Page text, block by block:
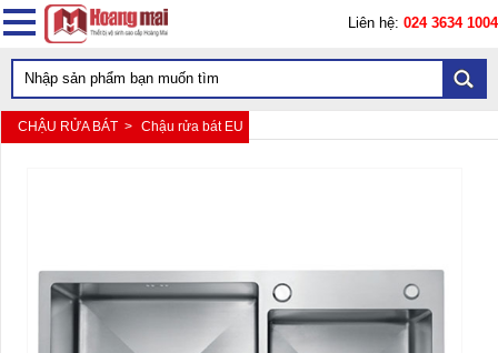
Liên hệ: 024 3634 1004
CHẬU RỬA BÁT > Chậu rửa bát EU